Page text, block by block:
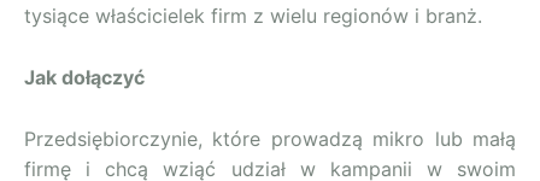
tysiące właścicielek firm z wielu regionów i branż.
Jak dołączyć
Przedsiębiorczynie, które prowadzą mikro lub małą
firmę i chcą wziąć udział w kampanii w swoim